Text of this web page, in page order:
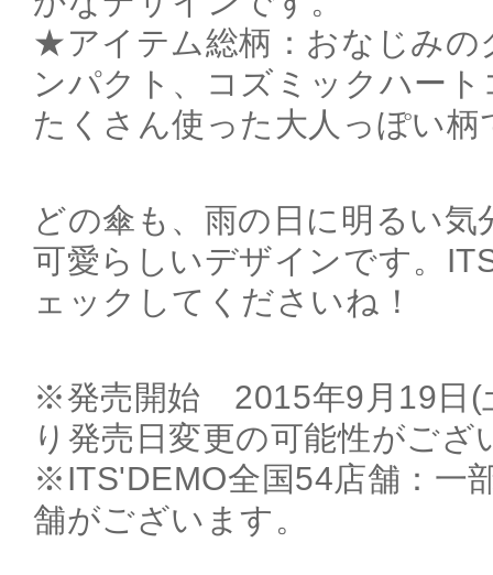
★アイテム総柄：おなじみの
ンパクト、コズミックハー
たくさん使った大人っぽい柄
どの傘も、雨の日に明るい
可愛らしいデザインです。
ェックしてくださいね！
※発売開始 2015年9月19日(
り発売日変更の可能性がござ
※ITS'DEMO全国54店舗：一
舗がございます。